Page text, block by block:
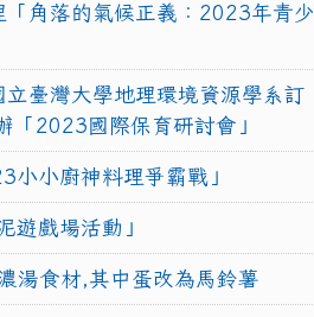
角落的氣候正義：2023年青少
臺灣大學地理環境資源學系訂
2023國際保育研討會」
小小廚神料理爭霸戰」
遊戲場活動」
湯食材,其中蛋改為馬鈴薯